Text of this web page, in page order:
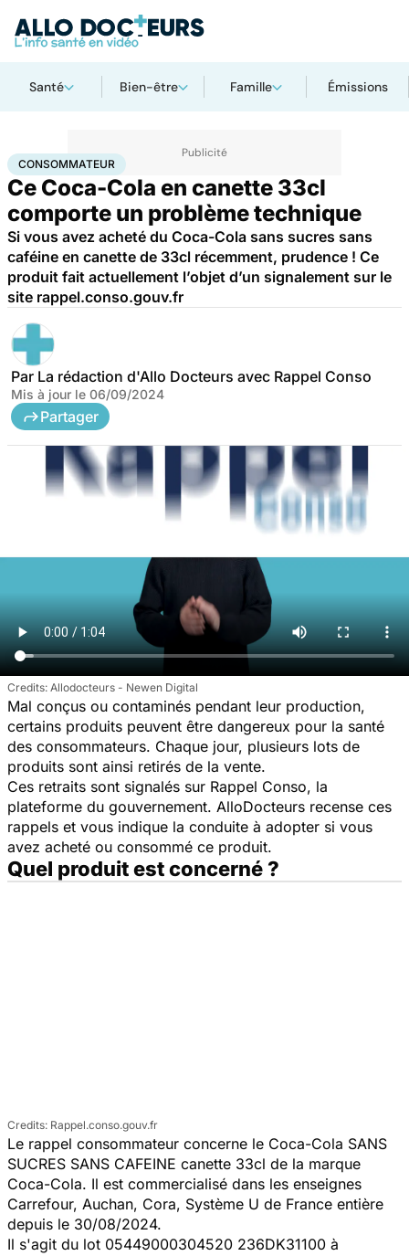
Santé Bien-être Famille Émissions
AccueilSantéConsommateur
CONSOMMATEUR
Ce Coca-Cola en canette 33cl
comporte un problème technique
Si vous avez acheté du Coca-Cola sans sucres sans
caféine en canette de 33cl récemment, prudence ! Ce
produit fait actuellement l’objet d’un signalement sur le
site rappel.conso.gouv.fr
Par La rédaction d'Allo Docteurs avec Rappel Conso
Mis à jour le 06/09/2024
Partager
Allodocteurs - Newen Digital
Mal conçus ou contaminés pendant leur production,
certains produits peuvent être dangereux pour la santé
des consommateurs. Chaque jour, plusieurs lots de
produits sont ainsi retirés de la vente.
Ces retraits sont signalés sur Rappel Conso, la
plateforme du gouvernement. AlloDocteurs recense ces
rappels et vous indique la conduite à adopter si vous
avez acheté ou consommé ce produit.
Quel produit est concerné ?
Rappel.conso.gouv.fr
Le rappel consommateur concerne le Coca-Cola SANS
SUCRES SANS CAFEINE canette 33cl de la marque
Coca-Cola. Il est commercialisé dans les enseignes
Carrefour, Auchan, Cora, Système U de France entière
depuis le 30/08/2024.
Il s'agit du lot 05449000304520 236DK31100 à